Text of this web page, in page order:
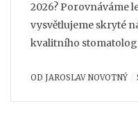
2026? Porovnáváme
vysvětlujeme skryté
kvalitního
OD JAROSLAV NOVOTNÝ